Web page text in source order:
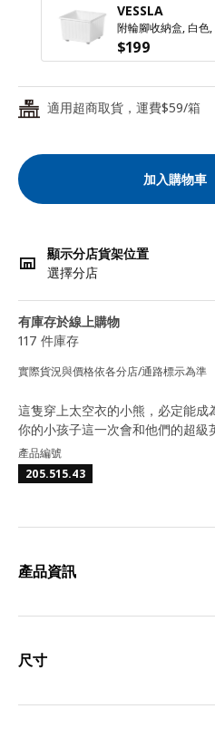
VESSLA
附輪腳收納盒, 白色
$199
24 適用超商取貨，運費$59/箱
加入購物車
顯示分店貨架位置
選擇分店
有庫存於線上購物
117 件庫存
實際貨況與價格依各分店/通路標示為準
這隻穿上太空衣的小熊，必定能
你的小孩子這一次會和他們的超級
產品編號
205.515.43
產品資訊
尺寸